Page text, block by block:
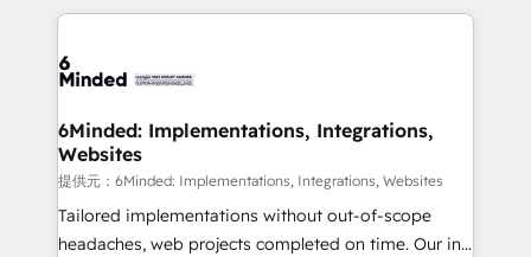
Our Expertise 🔹 Onboarding & Implementation:
tailored to your GTM motion. 🔹 Migrations:
from other CRMs to HubSpot without data loss or
downtime. 🔹 RevOps Strategy: Align teams,
processes, and data to drive revenue efficiency. 🔹
Integrations: Connect HubSpot with your tech stack
for better adoption. 🔹 Custom Solutions: Build
6Minded: Implementations, Integrations,
Websites
提供元：6Minded: Implementations, Integrations, Websites
Tailored implementations without out-of-scope
headaches, web projects completed on time. Our in-